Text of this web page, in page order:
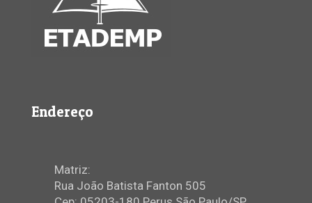
Endereço
Matriz:
Rua João Batista Fanton 505